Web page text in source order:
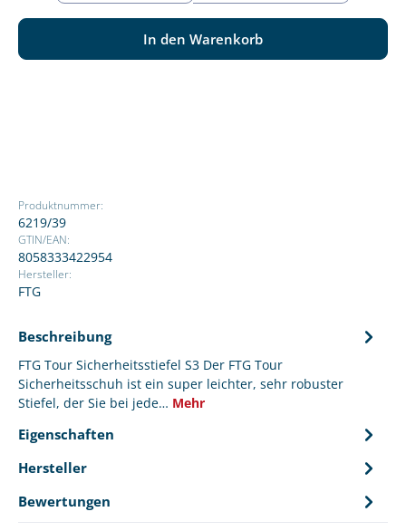
In den Warenkorb
Produktnummer:
6219/39
GTIN/EAN:
8058333422954
Hersteller:
FTG
Beschreibung
FTG Tour Sicherheitsstiefel S3 Der FTG Tour
Sicherheitsschuh ist ein super leichter, sehr robuster
Stiefel, der Sie bei jede… Mehr
Eigenschaften
Hersteller
Bewertungen